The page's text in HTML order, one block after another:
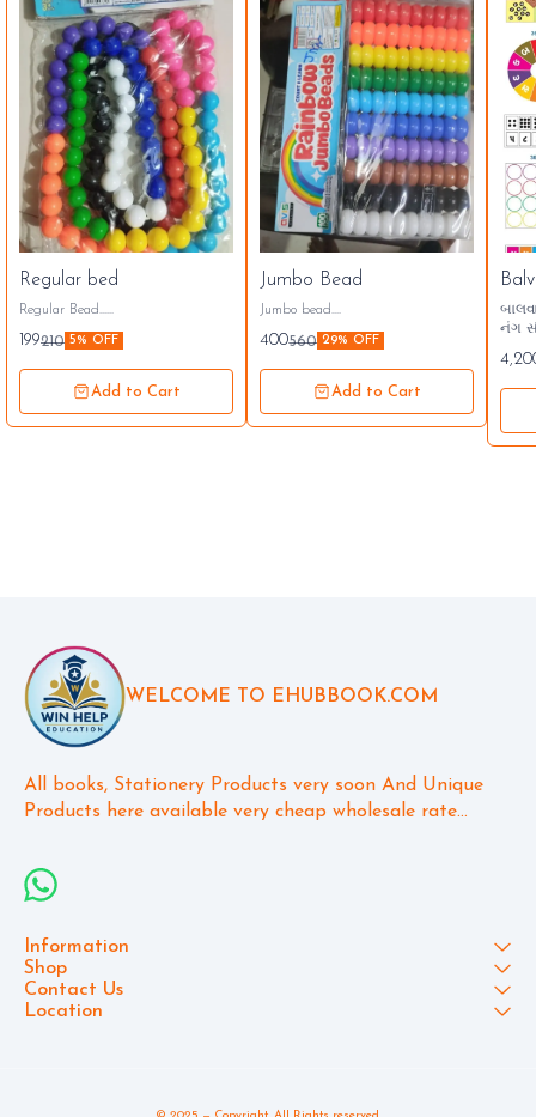
Regular bed
Regular Bead......
199210 5% OFF
Add to Cart
Jumbo Bead
Jumbo bead....
400560 29% OFF
Add to Cart
નંગ સંપૂર્ણ સેટની કિમંત 5000 ઓફર
WELCOME TO EHUBBOOK.COM
All books, Stationery Products very soon And Unique
Products here available very cheap wholesale rate...
Information
Shop
Contact Us
Location